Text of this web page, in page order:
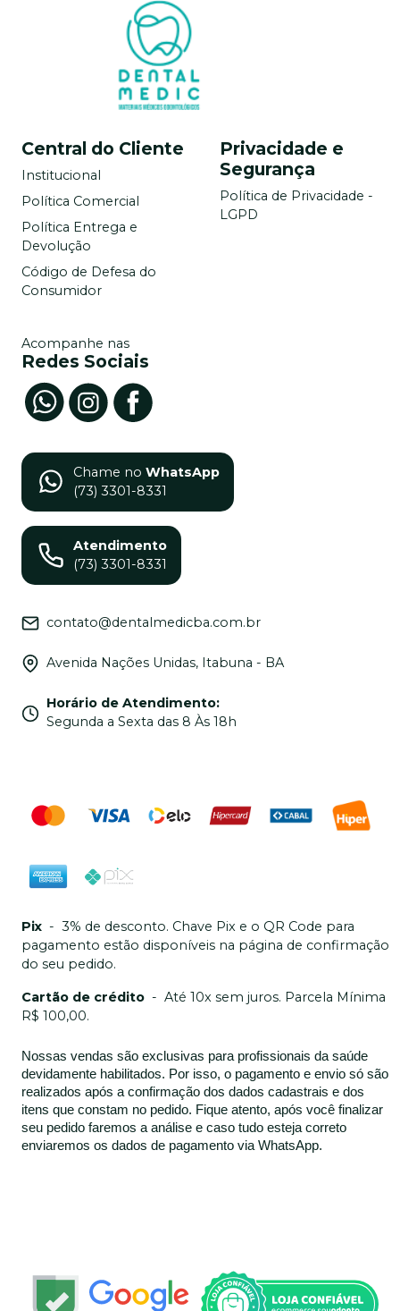
Central do Cliente
Institucional
Política Comercial
Política Entrega e
Devolução
Código de Defesa do
Consumidor
Privacidade e
Segurança
Política de Privacidade -
LGPD
Acompanhe nas
Redes Sociais
Chame no WhatsApp
(73) 3301-8331
Atendimento
(73) 3301-8331
contato@dentalmedicba.com.br
Avenida Nações Unidas, Itabuna - BA
Horário de Atendimento:
Segunda a Sexta das 8 Às 18h
Pix - 3% de desconto. Chave Pix e o QR Code para
pagamento estão disponíveis na página de confirmação
do seu pedido.
Cartão de crédito - Até 10x sem juros. Parcela Mínima
R$ 100,00.
Nossas vendas são exclusivas para profissionais da saúde
devidamente habilitados. Por isso, o pagamento e envio só são
realizados após a confirmação dos dados cadastrais e dos
itens que constam no pedido. Fique atento, após você finalizar
seu pedido faremos a análise e caso tudo esteja correto
enviaremos os dados de pagamento via WhatsApp.